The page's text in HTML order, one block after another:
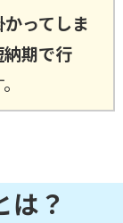
ってしま
期で行
は？